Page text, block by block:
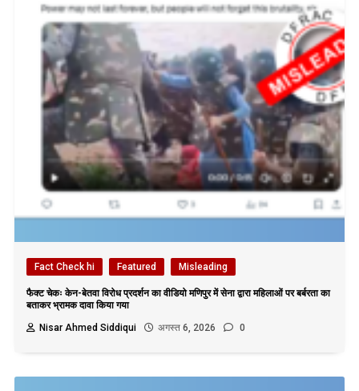
Fact Check hi Featured Misleading
फैक्ट चेकः केन-बेतवा विरोध प्रदर्शन का वीडियो मणिपुर में सेना द्वारा महिलाओं पर बर्बरता का
बताकर भ्रामक दावा किया गया
Nisar Ahmed Siddiqui
अगस्त 6, 2026 0